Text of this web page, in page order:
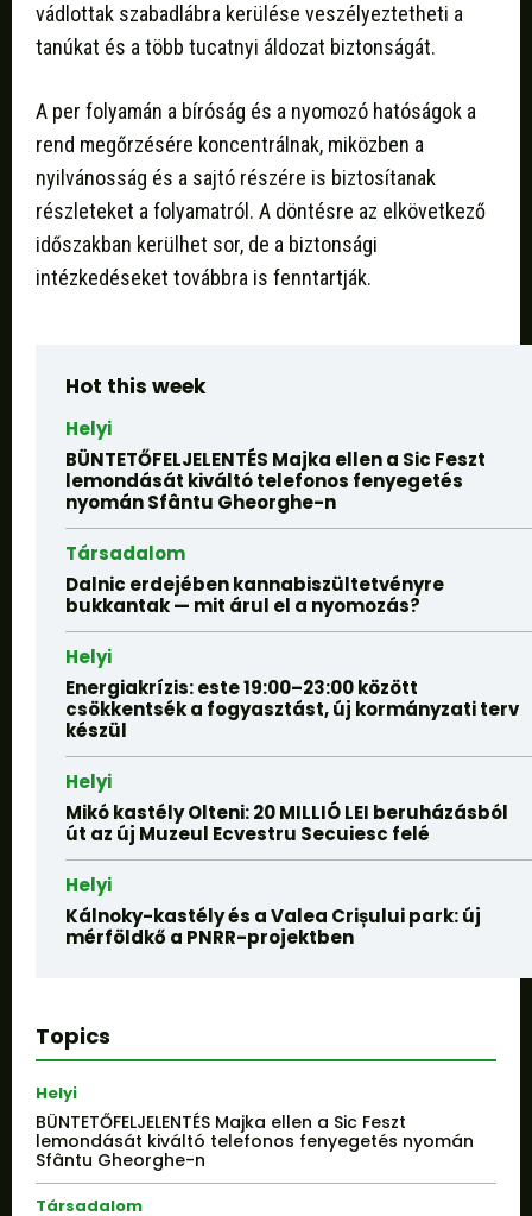
vádlottak szabadlábra kerülése veszélyeztetheti a
tanúkat és a több tucatnyi áldozat biztonságát.
A per folyamán a bíróság és a nyomozó hatóságok a
rend megőrzésére koncentrálnak, miközben a
nyilvánosság és a sajtó részére is biztosítanak
részleteket a folyamatról. A döntésre az elkövetkező
időszakban kerülhet sor, de a biztonsági
intézkedéseket továbbra is fenntartják.
Hot this week
Helyi
BÜNTETŐFELJELENTÉS Majka ellen a Sic Feszt
lemondását kiváltó telefonos fenyegetés
nyomán Sfântu Gheorghe-n
Társadalom
Dalnic erdejében kannabiszültetvényre
bukkantak — mit árul el a nyomozás?
Helyi
Energiakrízis: este 19:00–23:00 között
csökkentsék a fogyasztást, új kormányzati terv
készül
Helyi
Mikó kastély Olteni: 20 MILLIÓ LEI beruházásból
út az új Muzeul Ecvestru Secuiesc felé
Helyi
Kálnoky-kastély és a Valea Crișului park: új
mérföldkő a PNRR-projektben
Topics
Helyi
BÜNTETŐFELJELENTÉS Majka ellen a Sic Feszt
lemondását kiváltó telefonos fenyegetés nyomán
Sfântu Gheorghe-n
Társadalom